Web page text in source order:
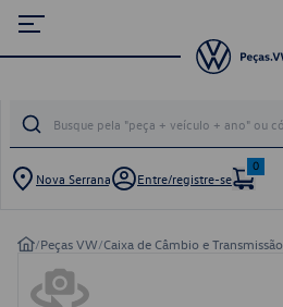
Nova Serrana Entre/registre-se
0
/Peças VW/Caixa de Câmbio e Transmissão